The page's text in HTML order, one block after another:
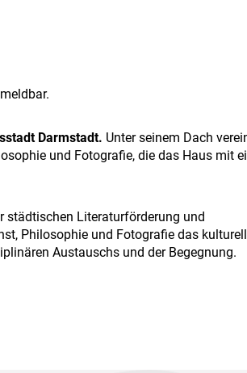
Darmstadt. Unter seinem Dach
und Fotografie, die das Haus mit
städtischen Literaturförderung und
Philosophie und Fotografie das
Austauschs und der Begegnung.